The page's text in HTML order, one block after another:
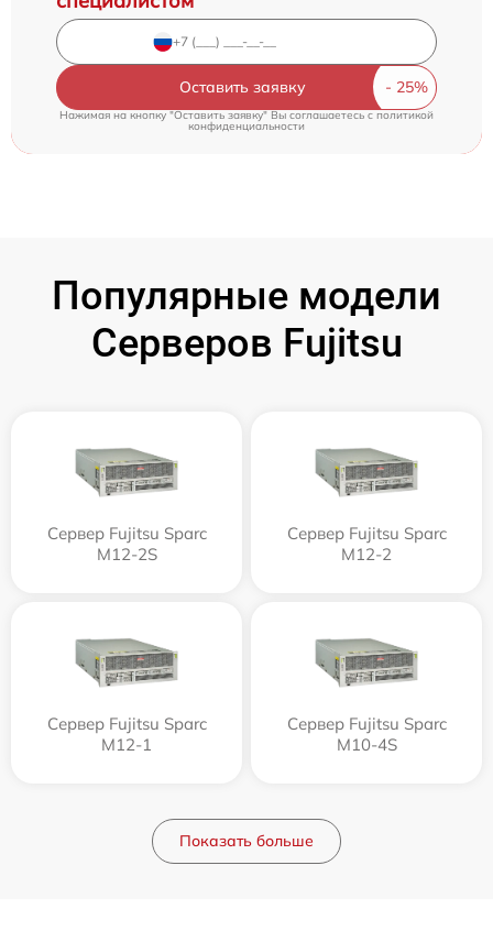
Оставить заявку
Нажимая на кнопку "Оставить заявку" Вы соглашаетесь cполитикой
конфиденциальности
Популярные модели
Серверов Fujitsu
Сервер Fujitsu Sparc
M12-2S
Сервер Fujitsu Sparc
M12-2
Сервер Fujitsu Sparc
M12-1
Сервер Fujitsu Sparc
M10-4S
Показать больше